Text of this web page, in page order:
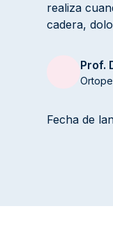
realiza
cadera,
Prof.
Fecha de